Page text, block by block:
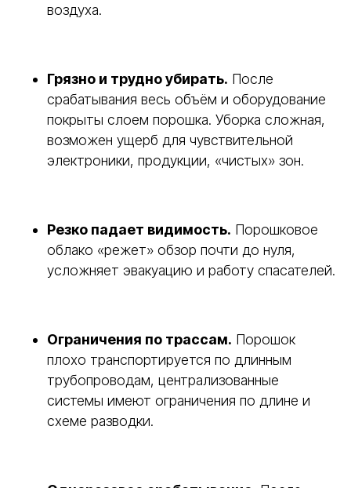
воздуха.
Грязно и трудно убирать. После
срабатывания весь объём и оборудование
покрыты слоем порошка. Уборка сложная,
возможен ущерб для чувствительной
электроники, продукции, «чистых» зон.
Резко падает видимость. Порошковое
облако «режет» обзор почти до нуля,
усложняет эвакуацию и работу спасателей.
Ограничения по трассам. Порошок
плохо транспортируется по длинным
трубопроводам, централизованные
системы имеют ограничения по длине и
схеме разводки.